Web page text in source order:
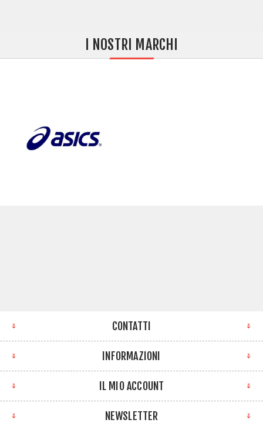
I NOSTRI MARCHI
CONTATTI
INFORMAZIONI
IL MIO ACCOUNT
NEWSLETTER